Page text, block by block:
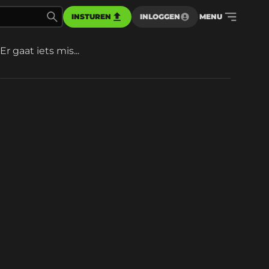
INSTUREN INLOGGEN MENU
Er gaat iets mis...